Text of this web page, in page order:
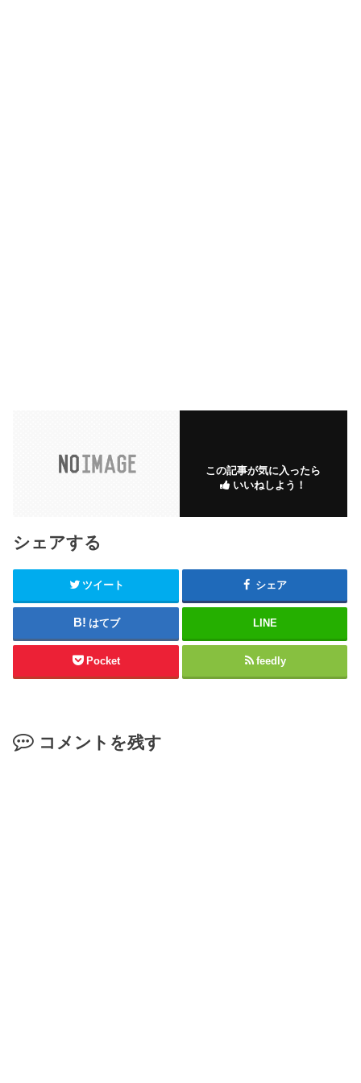
この記事が気に入ったら
いいねしよう！
シェアする
ツイート シェア
はてブ LINE
Pocket feedly
コメントを残す